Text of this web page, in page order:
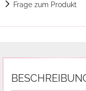
Frage zum Produkt